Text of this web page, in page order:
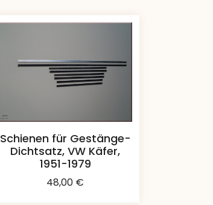
Schienen für Gestänge-
Dichtsatz, VW Käfer,
1951-1979
48,00 €